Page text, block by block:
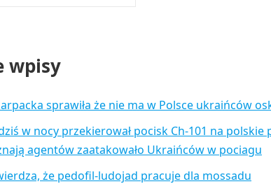
wpisy
sprawiła że nie ma w Polsce ukraińców
w nocy przekierował pocisk Ch-101 na
agentów zaatakowało Ukraińców w pociagu
że pedofil-ludojad pracuje dla mossadu